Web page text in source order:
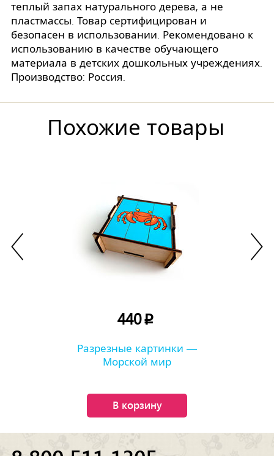
теплый запах натурального дерева, а не
пластмассы. Товар сертифицирован и
безопасен в использовании. Рекомендовано к
использованию в качестве обучающего
материала в детских дошкольных учреждениях.
Производство: Россия.
Похожие товары
440p
Разрезные картинки —
Морской мир
В корзину